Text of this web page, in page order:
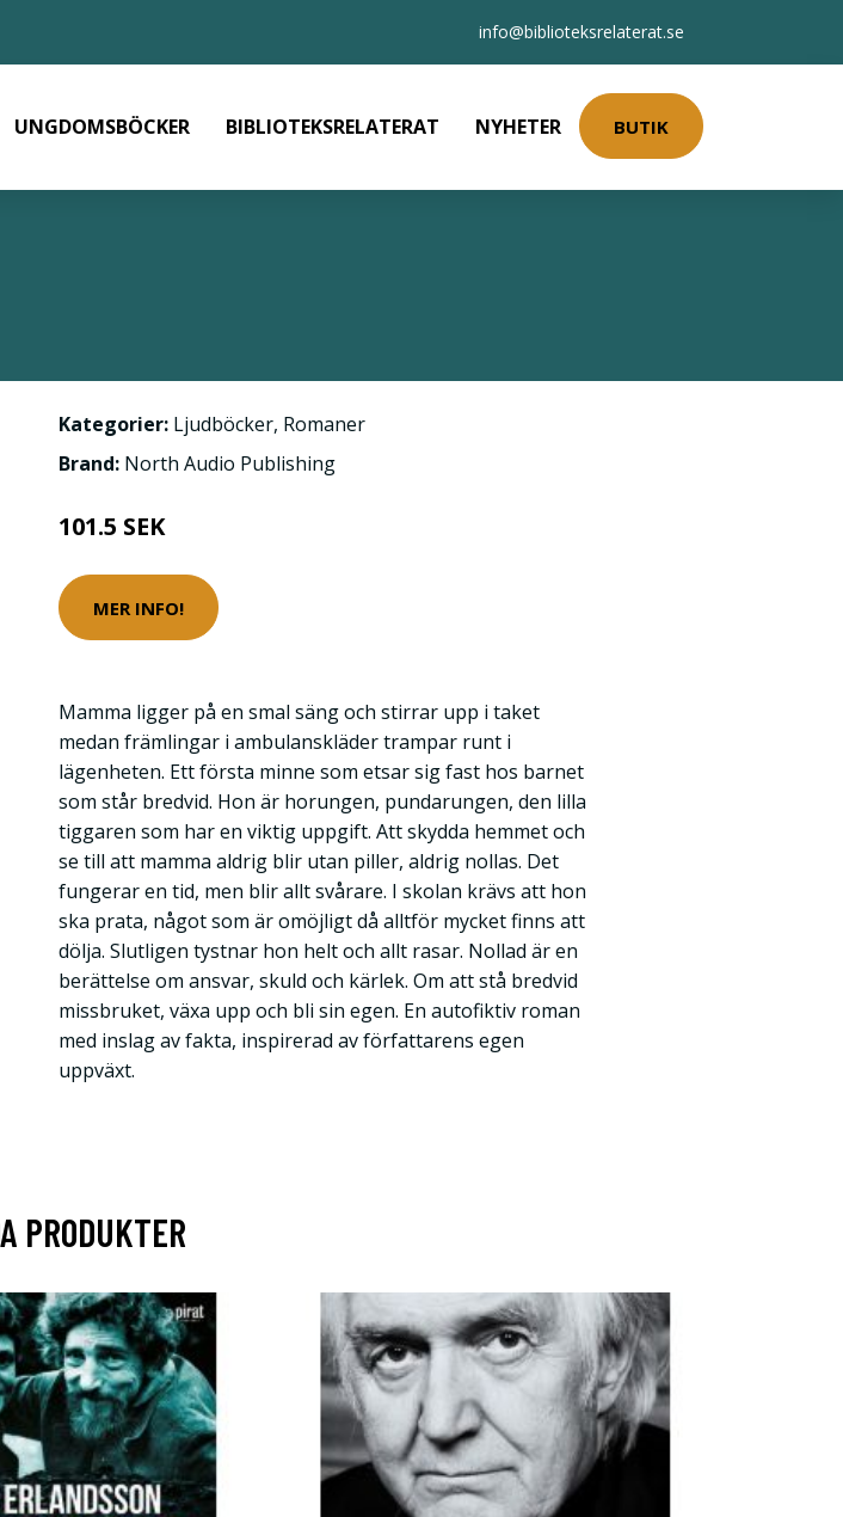
info@biblioteksrelaterat.se
UNGDOMSBÖCKER BIBLIOTEKSRELATERAT NYHETER BUTIK
Kategorier: Ljudböcker, Romaner
Brand: North Audio Publishing
101.5 SEK
MER INFO!
Mamma ligger på en smal säng och stirrar upp i taket
medan främlingar i ambulanskläder trampar runt i
lägenheten. Ett första minne som etsar sig fast hos barnet
som står bredvid. Hon är horungen, pundarungen, den lilla
tiggaren som har en viktig uppgift. Att skydda hemmet och
se till att mamma aldrig blir utan piller, aldrig nollas. Det
fungerar en tid, men blir allt svårare. I skolan krävs att hon
ska prata, något som är omöjligt då alltför mycket finns att
dölja. Slutligen tystnar hon helt och allt rasar. Nollad är en
berättelse om ansvar, skuld och kärlek. Om att stå bredvid
missbruket, växa upp och bli sin egen. En autofiktiv roman
med inslag av fakta, inspirerad av författarens egen
uppväxt.
PRODUKTER